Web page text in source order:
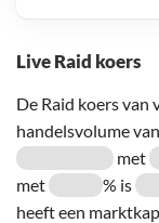
Live Raid koers
De Raid koers van
handelsvolume
met
met
% is
heeft een